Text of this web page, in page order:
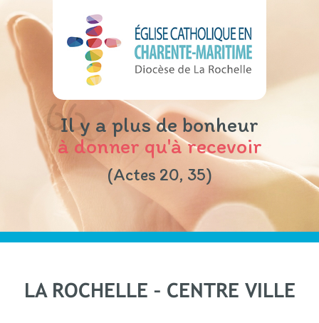
Il y a plus de bonheur
à donner qu'à recevoir
(Actes 20, 35)
LA ROCHELLE – CENTRE VILLE